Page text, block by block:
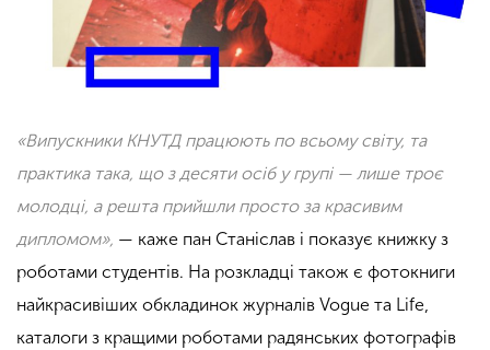
«Випускники КНУТДпрацюють по всьому світу, та
практика така, що з десяти осіб у групі — лише троє
молодці, а решта прийшли просто за красивим
дипломом», — каже пан Станіслав і показує книжку з
роботами студентів. На розкладці також є фотокниги
найкрасивіших обкладинок журналів Vogue та Life,
каталоги з кращими роботами радянських фотографів